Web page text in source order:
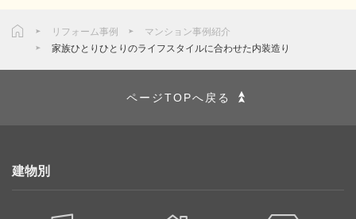
リフォーム事例
マンション事例紹介
家族ひとりひとりのライフスタイルに合わせた内装造り
ページTOPへ戻る
建物別